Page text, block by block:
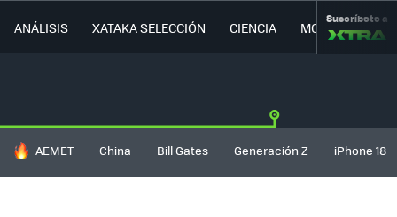
ANÁLISIS XATAKA SELECCIÓN CIENCIA MOVILIDAD
Suscríbete a
HOY SE HABLA DE
AEMET China Bill Gates Generación Z iPhone 18